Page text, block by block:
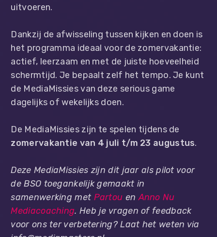
uitvoeren.
Dankzij de afwisseling tussen kijken en doen is
het programma ideaal voor de zomervakantie:
actief, leerzaam en met de juiste hoeveelheid
schermtijd. Je bepaalt zelf het tempo. Je kunt
de MediaMissies van deze serious game
dagelijks of wekelijks doen.
De MediaMissies zijn te spelen tijdens de
zomervakantie van 4 juli t/m 23 augustus.
Deze MediaMissies zijn dit jaar als pilot voor
de BSO toegankelijk gemaakt in
samenwerking met Partou enAnno Nu
Mediacoaching. Heb je vragen of feedback
voor ons ter verbetering? Laat het weten via